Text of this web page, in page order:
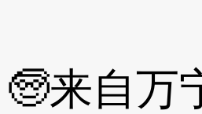
🧓来自万